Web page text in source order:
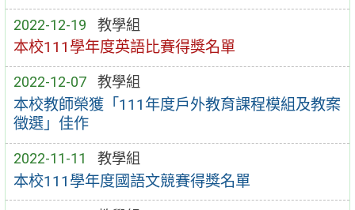
2022-12-19 教學組
本校111學年度英語比賽得獎名單
2022-12-07 教學組
本校教師榮獲「111年度戶外教育課程模組及教案
徵選」佳作
2022-11-11 教學組
本校111學年度國語文競賽得獎名單